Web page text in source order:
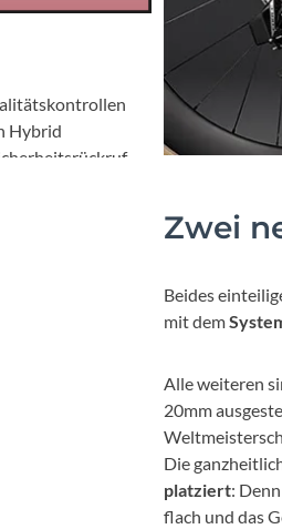
Hybrid
Zwei
Beides
mit dem
Alle weiteren
20mm
Die
platziert:
flach und das